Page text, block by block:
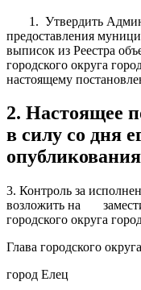
1. Утвердить
предоставления
выписок из Реестра
городского округа
настоящему
2. Настоящее
в силу со дня
3. Контроль за
возложить на
городского округа
Глава городского округа
город